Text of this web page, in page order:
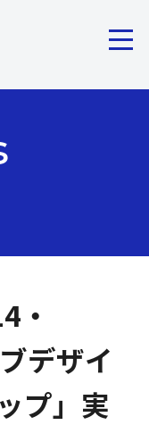
・
デザイ
プ」実